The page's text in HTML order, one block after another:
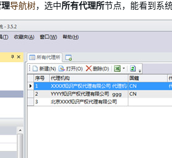
导航树，选中所有代理所节点，能看到系